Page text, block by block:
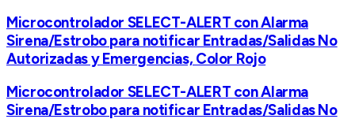
Microcontrolador SELECT-ALERT con Alarma
Sirena/Estrobo para notificar Entradas/Salidas No
Autorizadas y Emergencias, Color Rojo
Microcontrolador SELECT-ALERT con Alarma
Sirena/Estrobo para notificar Entradas/Salidas No